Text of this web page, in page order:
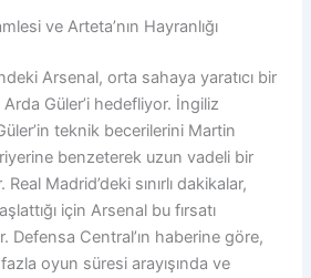
ve Arteta’nın Hayranlığı
Arsenal, orta sahaya yaratıcı bir
Güler’i hedefliyor. İngiliz
teknik becerilerini Martin
benzeterek uzun vadeli bir
Madrid’deki sınırlı dakikalar,
için Arsenal bu fırsatı
Defensa Central’ın haberine göre,
oyun süresi arayışında ve